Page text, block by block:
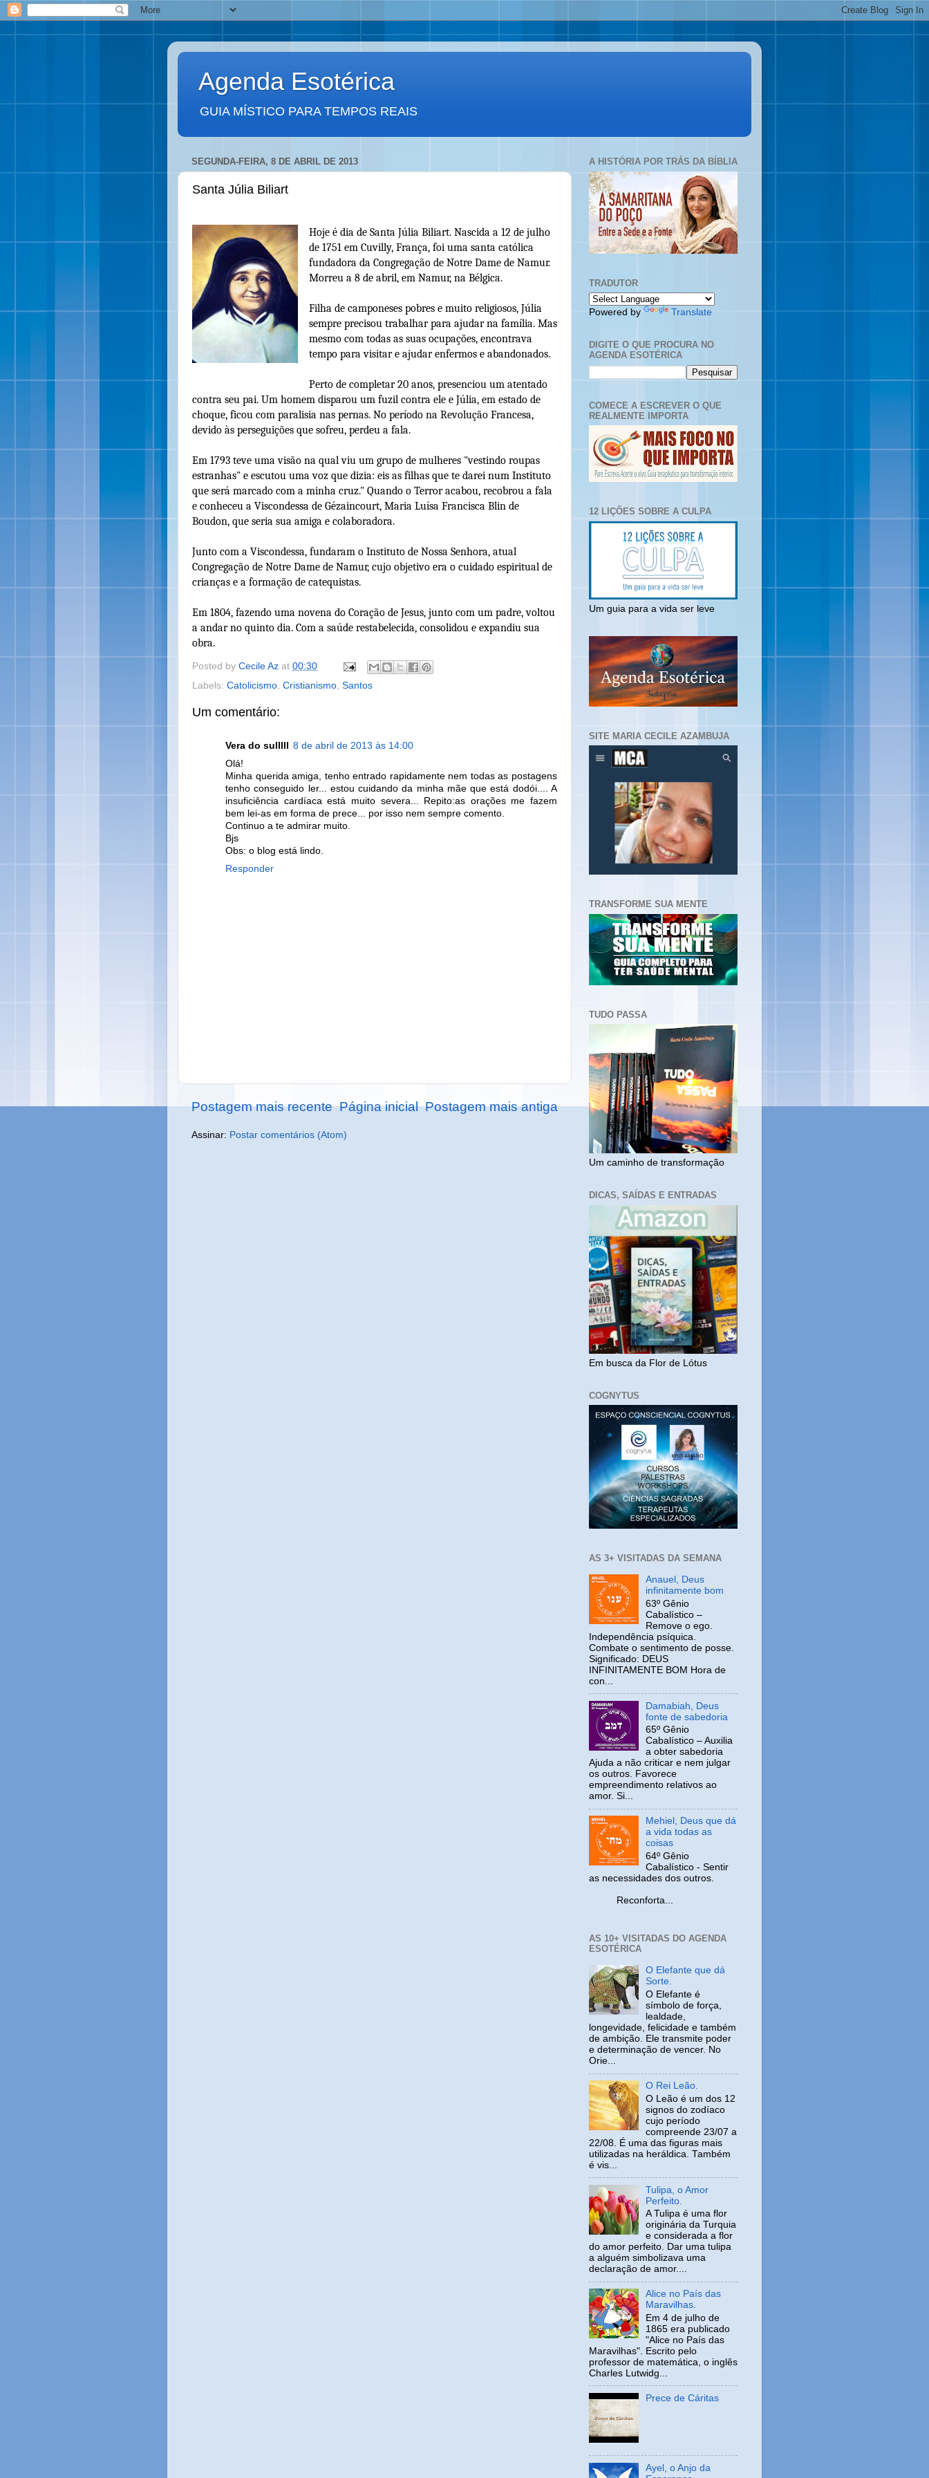
Agenda Esotérica
GUIA MÍSTICO PARA TEMPOS REAIS
SEGUNDA-FEIRA, 8 DE ABRIL DE 2013
Santa Júlia Biliart
Hoje é dia de Santa Júlia Biliart. Nascida a 12 de julho
de 1751 em Cuvilly, França, foi uma santa católica
fundadora da Congregação de Notre Dame de Namur.
Morreu a 8 de abril, em Namur, na Bélgica.
Filha de camponeses pobres e muito religiosos, Júlia
sempre precisou trabalhar para ajudar na família. Mas
mesmo com todas as suas ocupações, encontrava
tempo para visitar e ajudar enfermos e abandonados.
Perto de completar 20 anos, presenciou um atentado
contra seu pai. Um homem disparou um fuzil contra ele e Júlia, em estado de
choque, ficou com paralisia nas pernas. No período na Revolução Francesa,
devido às perseguições que sofreu, perdeu a fala.
Em 1793 teve uma visão na qual viu um grupo de mulheres "vestindo roupas
estranhas" e escutou uma voz que dizia: eis as filhas que te darei num Instituto
que será marcado com a minha cruz." Quando o Terror acabou, recobrou a fala
e conheceu a Viscondessa de Gézaincourt, Maria Luísa Francisca Blin de
Boudon, que seria sua amiga e colaboradora.
Junto com a Viscondessa, fundaram o Instituto de Nossa Senhora, atual
Congregação de Notre Dame de Namur, cujo objetivo era o cuidado espiritual de
crianças e a formação de catequistas.
Em 1804, fazendo uma novena do Coração de Jesus, junto com um padre, voltou
a andar no quinto dia. Com a saúde restabelecida, consolidou e expandiu sua
obra.
Posted by Cecile Az at 00:30
Labels: Catolicismo Cristianismo Santos
Um comentário:
Vera do sulllll
8 de abril de 2013 às 14:00
Olá!
Minha querida amiga, tenho entrado rapidamente nem todas as postagens
tenho conseguido ler... estou cuidando da minha mãe que está dodói.... A
insuficiência cardíaca está muito severa... Repito:as orações me fazem
bem lei-as em forma de prece... por isso nem sempre comento.
Continuo a te admirar muito.
Bjs
Obs: o blog está lindo.
Responder
Postagem mais recente Postagem mais antiga
Página inicial
Assinar: Postar comentários (Atom)
A HISTÓRIA POR TRÁS DA BÍBLIA
TRADUTOR
Powered by Translate
DIGITE O QUE PROCURA NO
AGENDA ESOTÉRICA
COMECE A ESCREVER O QUE
REALMENTE IMPORTA
12 LIÇÕES SOBRE A CULPA
Um guia para a vida ser leve
SITE MARIA CECILE AZAMBUJA
TRANSFORME SUA MENTE
TUDO PASSA
Um caminho de transformação
DICAS, SAÍDAS E ENTRADAS
Em busca da Flor de Lótus
COGNYTUS
AS 3+ VISITADAS DA SEMANA
Anauel, Deus
infinitamente bom
63º Gênio
Cabalístico –
Remove o ego.
Independência psíquica.
Combate o sentimento de posse.
Significado: DEUS
INFINITAMENTE BOM Hora de
con...
Damabiah, Deus
fonte de sabedoria
65º Gênio
Cabalístico – Auxilia
a obter sabedoria
Ajuda a não criticar e nem julgar
os outros. Favorece
empreendimento relativos ao
amor. Si...
Mehiel, Deus que dá
a vida todas as
coisas
64º Gênio
Cabalístico - Sentir
as necessidades dos outros.
Reconforta...
AS 10+ VISITADAS DO AGENDA
ESOTÉRICA
O Elefante que dá
Sorte.
O Elefante é
símbolo de força,
lealdade,
longevidade, felicidade e também
de ambição. Ele transmite poder
e determinação de vencer. No
Orie...
O Rei Leão.
O Leão é um dos 12
signos do zodíaco
cujo período
compreende 23/07 a
22/08. É uma das figuras mais
utilizadas na heráldica. Também
é vis...
Tulipa, o Amor
Perfeito.
A Tulipa é uma flor
originária da Turquia
e considerada a flor
do amor perfeito. Dar uma tulipa
a alguém simbolizava uma
declaração de amor....
Alice no País das
Maravilhas.
Em 4 de julho de
1865 era publicado
"Alice no País das
Maravilhas". Escrito pelo
professor de matemática, o inglês
Charles Lutwidg...
Prece de Cáritas
Ayel, o Anjo da